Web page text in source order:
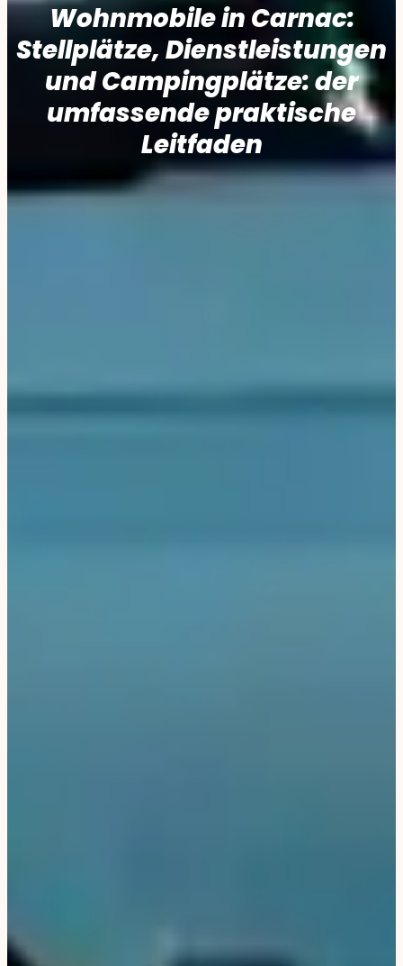
Wohnmobile in Carnac:
Stellplätze, Dienstleistungen
und Campingplätze: der
umfassende praktische
Leitfaden